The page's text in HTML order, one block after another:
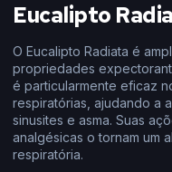
Eucalipto
O Eucalipto Radiata é
propriedades
é particularmente eficaz
respiratórias, ajudando a
sinusites e asma. Suas
analgésicas o tornam um
respiratória.